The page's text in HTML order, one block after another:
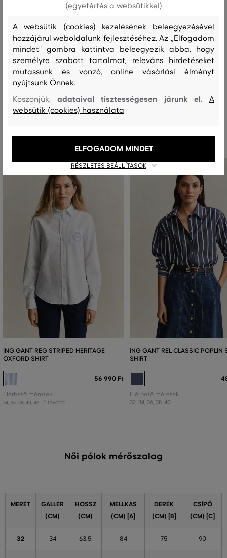
Kezelési útmutató
MOSÁS FEHÉRÍTÉS SZÁRÍTÁS VASALÁS TISZTÍTÁS
ING GANT REG STRIPED HERITAGE
OXFORD SHIRT
56 990 Ft
Elérhető méretek:
34 36 38 40 42 +1 további
ING GANT REL CLASSIC POPLIN
SHIRT
Elérhető méretek:
32, 34, 36, 38, 40
Női pólok mérőszalag
MERÉT
GALLÉR
(CM)
HOSSZ
(CM)
MELLKAS
(CM) [A]
DERÉK
(CM) [B]
CSÍPŐ
(CM) [C]
32 34 63,5 84 75 90
(egyetértés a websütikkel)
A websütik (cookies) kezelésének beleegyezésével
hozzájárul weboldalunk fejlesztéséhez. Az „Elfogadom
mindet" gombra kattintva beleegyezik abba, hogy
személyre szabott tartalmat, releváns hirdetéseket
mutassunk és vonzó, online vásárlási élményt
nyújtsunk Önnek.
Köszönjük,adataival tisztességesen járunk el.A
websütik (cookies) használata
RÉSZLETES BEÁLLÍTÁSOK
ELFOGADOM MINDET